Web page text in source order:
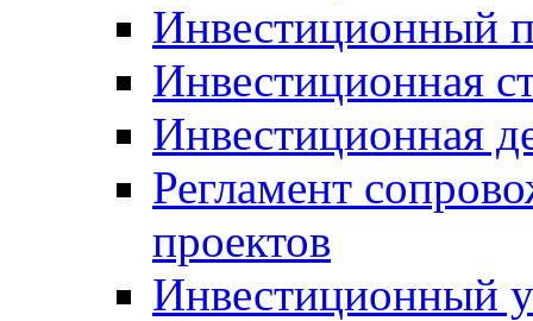
Инвестиционный
Инвестиционная
Инвестиционная
Регламент
проектов
Инвестиционный